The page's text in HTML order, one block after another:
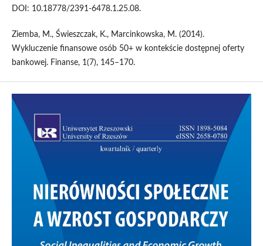
DOI: 10.18778/2391-6478.1.25.08.
Ziemba, M., Świeszczak, K., Marcinkowska, M. (2014).
Wykluczenie finansowe osób 50+ w kontekście dostępnej oferty
bankowej. Finanse, 1(7), 145–170.